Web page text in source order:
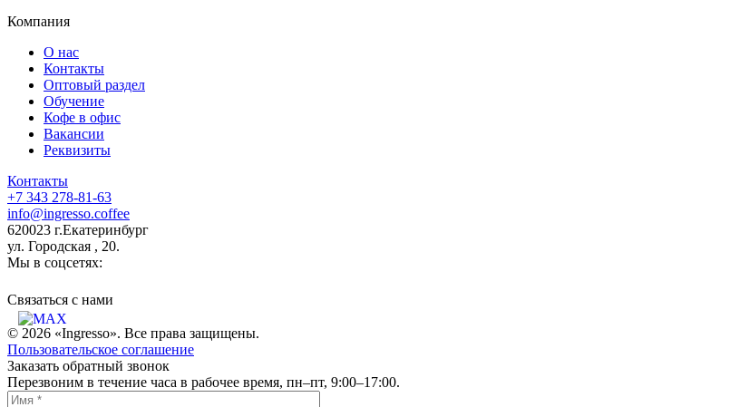
Компания
О нас
Контакты
Оптовый раздел
Обучение
Кофе в офис
Вакансии
Реквизиты
Контакты
+7 343 278-81-63
info@ingresso.coffee
620023 г.Екатеринбург
ул. Городская , 20.
Мы в соцсетях:
Связаться c нами
© 2026 «Ingresso». Все права защищены.
Пользовательское соглашение
Заказать обратный звонок
Перезвоним в течение часа в рабочее время, пн–пт, 9:00–17:00.